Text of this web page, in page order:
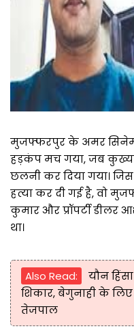
मुजफ्फरपुर के अमर सिनेमा
हड़कंप मच गया, जब
छलनी कर दिया गया।
हत्या कर दी गई है, वो
कुमार और प्रॉपर्टी डीलर
था।
Also Read:
यौन
शिकार, बेगुनाही के
तेजपाल